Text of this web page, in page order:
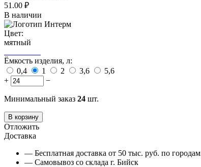
51.00 ₽
В наличии
Цвет:
мятный
Ёмкость изделия, л:
0,4
1 2 3,6
5,6
+
−
Минимальный заказ 24 шт.
В корзину
Отложить
Доставка
— Бесплатная доставка от 50 тыс. руб. по
— Самовывоз со склада г. Бийск